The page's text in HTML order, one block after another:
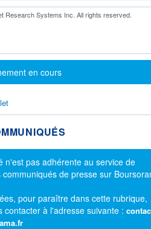
Research Systems Inc. All rights reserved.
en cours
n'est pas adhérente au service de
communiqués de presse sur
pour paraître dans cette rubrique,
contacter à l'adresse suivante :